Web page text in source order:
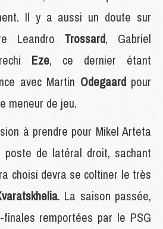
Il y a aussi un doute sur
Leandro Trossard, Gabriel
Eze, ce dernier étant
avec Martin Odegaard pour
meneur de jeu.
à prendre pour Mikel Arteta
poste de latéral droit, sachant
choisi devra se coltiner le très
. La saison passée,
remportées par le PSG